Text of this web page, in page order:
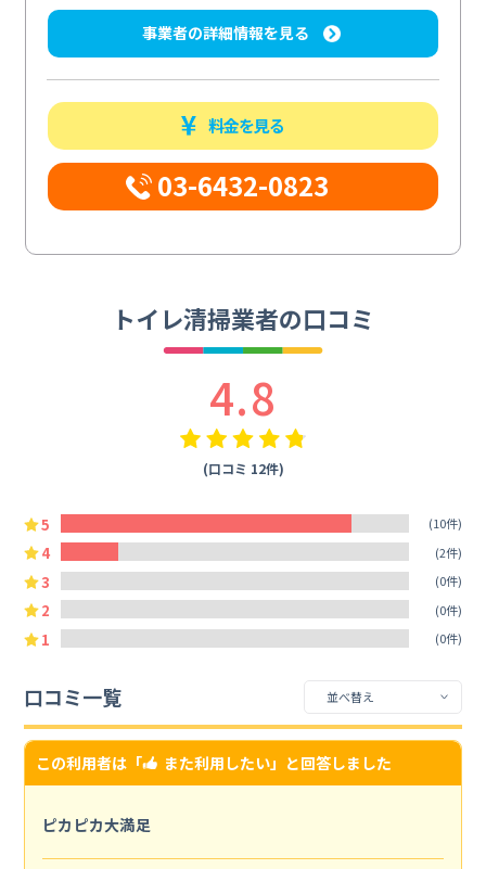
事業者の詳細情報を見る
料金を見る
03-6432-0823
トイレ清掃業者の口コミ
4.8
(口コミ 12件)
5 (10件)
4 (2件)
3 (0件)
2 (0件)
1 (0件)
口コミ一覧
この利用者は「 また利用したい」と回答しました
ピカピカ大満足